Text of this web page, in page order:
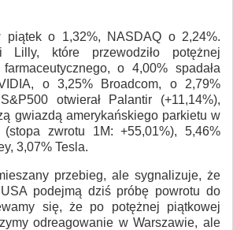
piątek o 1,32%, NASDAQ o 2,24%.
Lilly, które przewodziło potężnej
o 4,00% spadała
o 3,25% Broadcom, o 2,79%
otwierał Palantir (+11,14%),
gwiazdą amerykańskiego parkietu w
(stopa zwrotu 1M: +55,01%), 5,46%
3,07% Tesla.
przebieg, ale sygnalizuje, że
podejmą dziś próbę powrotu do
się, że po potężnej piątkowej
odreagowanie w Warszawie, ale